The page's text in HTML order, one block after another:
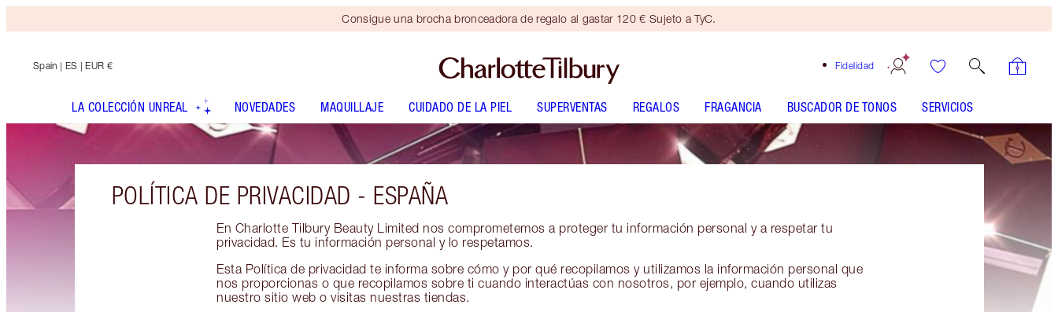
Consigue una brocha bronceadora de regalo al gastar 120 € Sujeto a TyC.
Fidelidad
Spain | ES | EUR €
LA COLECCIÓN UNREAL NOVEDADES MAQUILLAJE CUIDADO DE LA PIEL SUPERVENTAS REGALOS FRAGANCIA BUSCADOR DE TONOS SERVICIOS
POLÍTICA DE PRIVACIDAD - ESPAÑA
En Charlotte Tilbury Beauty Limited nos comprometemos a proteger tu información personal y a respetar tu
privacidad. Es tu información personal y lo respetamos.
Esta Política de privacidad te informa sobre cómo y por qué recopilamos y utilizamos la información personal que
nos proporcionas o que recopilamos sobre ti cuando interactúas con nosotros, por ejemplo, cuando utilizas
nuestro sitio web o visitas nuestras tiendas.